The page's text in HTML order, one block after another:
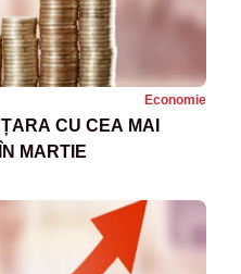
Economie
CU CEA MAI
MARTIE